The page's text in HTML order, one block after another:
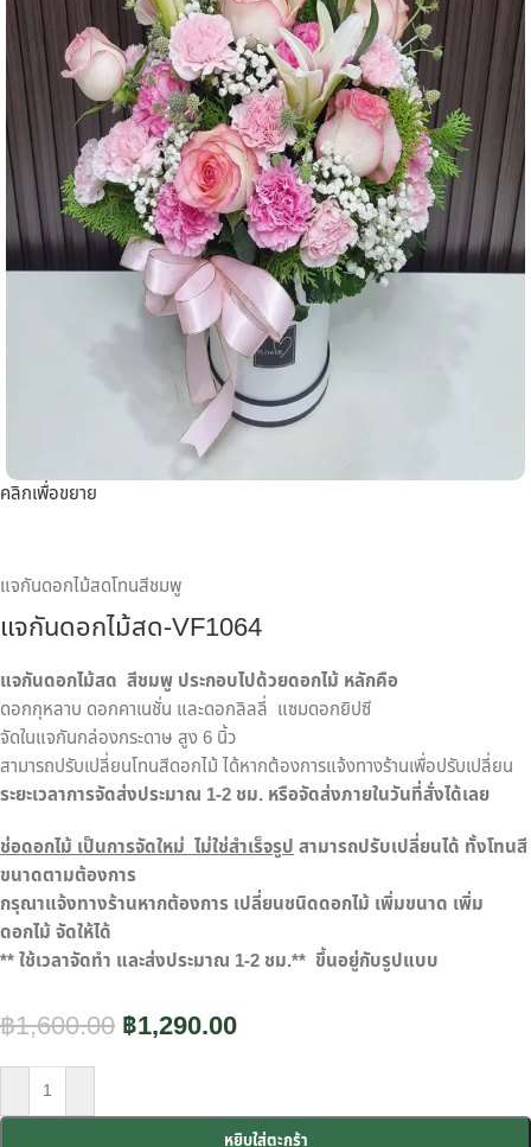
คลิกเพื่อขยาย
แจกันดอกไม้สดโทนสีชมพู
แจกันดอกไม้สด-VF1064
แจกันดอกไม้สด สีชมพู ประกอบไปด้วยดอกไม้ หลักคือ
ดอกกุหลาบ ดอกคาเนชั่น และดอกลิลลี่ แซมดอกยิปซี
จัดในแจกันกล่องกระดาษ สูง 6 นิ้ว
สามารถปรับเปลี่ยนโทนสีดอกไม้ ได้หากต้องการแจ้งทางร้านเพื่อปรับเปลี่ยน
ระยะเวลาการจัดส่งประมาณ 1-2 ชม. หรือจัดส่งภายในวันที่สั่งได้เลย
ช่อดอกไม้ เป็นการจัดใหม่ ไม่ใช่สำเร็จรูปสามารถปรับเปลี่ยนได้ ทั้งโทนสี
ขนาดตามต้องการ
กรุณาแจ้งทางร้านหากต้องการ เปลี่ยนชนิดดอกไม้ เพิ่มขนาด เพิ่ม
ดอกไม้ จัดให้ได้
** ใช้เวลาจัดทำ และส่งประมาณ 1-2 ชม.** ขึ้นอยู่กับรูปแบบ
฿1,600.00 ฿1,290.00
หยิบใส่ตะกร้า